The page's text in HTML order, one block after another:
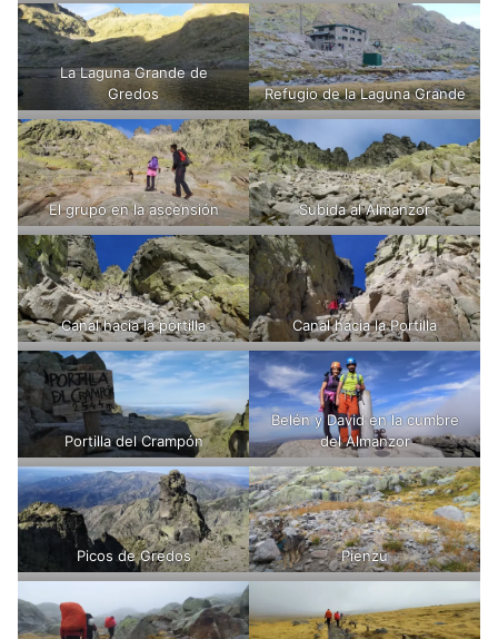
La Laguna Grande de
Gredos
Refugio de la Laguna Grande
El grupo en la ascensión Subida al Almanzor
Canal hacia la portilla Canal hacia la Portilla
Portilla del Crampón
Belén y David en la cumbre
del Almanzor
Picos de Gredos Pienzu